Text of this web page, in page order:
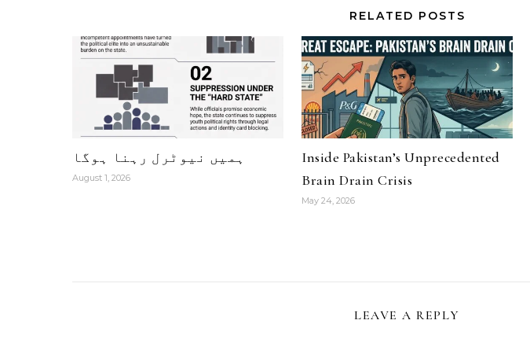
RELATED POSTS
ہمیں نیوٹرل رہنا ہوگا
August 1, 2026
Inside Pakistan’s Unprecedented
Brain Drain Crisis
May 24, 2026
LEAVE A REPLY